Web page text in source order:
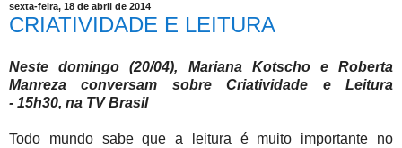
sexta-feira, 18 de abril de 2014
CRIATIVIDADE E LEITURA
Neste domingo (20/04), Mariana Kotscho e Roberta
Manreza conversam sobre Criatividade e Leitura
- 15h30, na TV Brasil
Todo mundo sabe que a leitura é muito importante no